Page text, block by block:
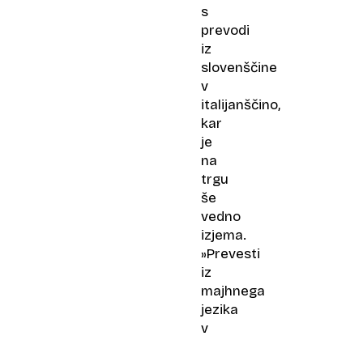
s
prevodi
iz
slovenščine
v
italijanščino,
kar
je
na
trgu
še
vedno
izjema.
»Prevesti
iz
majhnega
jezika
v